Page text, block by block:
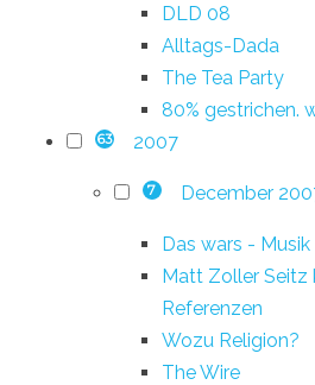
DLD 08
Alltags-Dada
The Tea Party
80% gestrichen.
63 2007
7 December
Das wars -
Matt Zoller Seitz
Referenzen
Wozu Religion?
The Wire